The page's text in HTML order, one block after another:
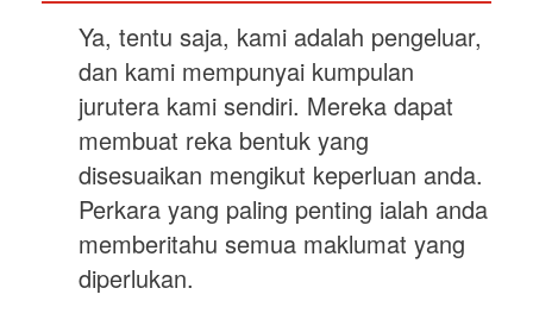
Ya, tentu saja, kami adalah pengeluar,
dan kami mempunyai kumpulan
jurutera kami sendiri. Mereka dapat
membuat reka bentuk yang
disesuaikan mengikut keperluan anda.
Perkara yang paling penting ialah anda
memberitahu semua maklumat yang
diperlukan.